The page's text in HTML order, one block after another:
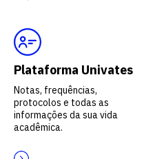
Plataforma Univates
Notas, frequências,
protocolos e todas as
informações da sua vida
acadêmica.